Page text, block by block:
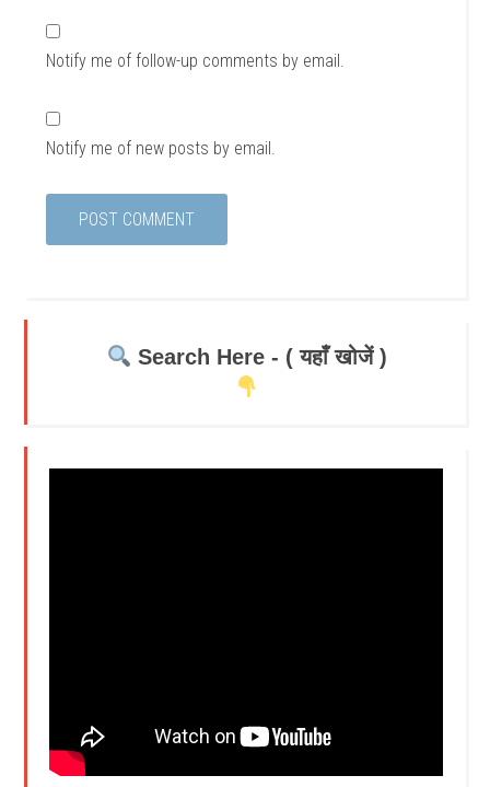
Notify me of follow-up comments by email.
Notify me of new posts by email.
Search Here - ( यहाँ खोजें )